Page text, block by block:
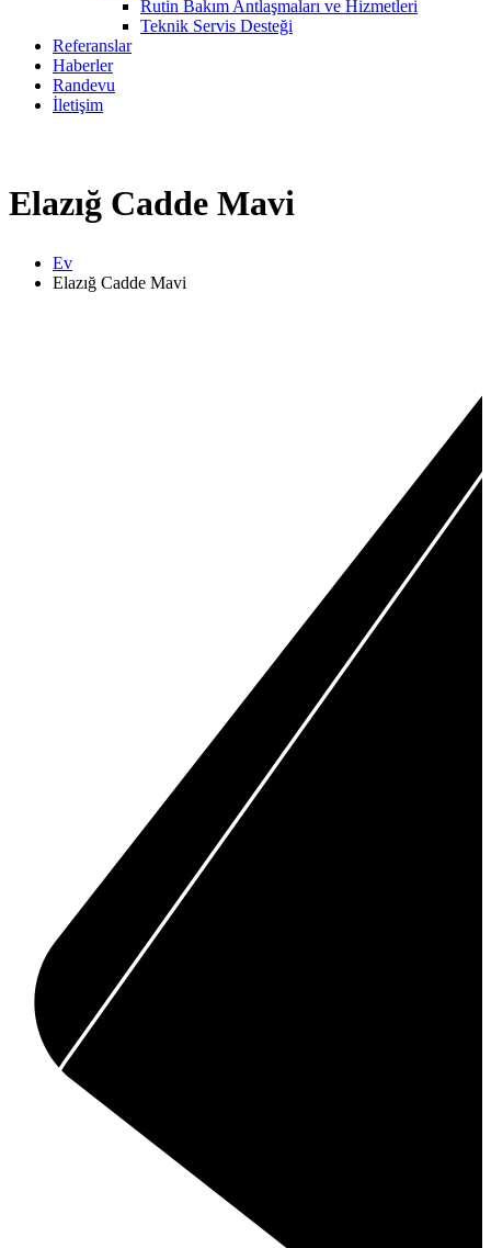
Rutin Bakım Antlaşmaları ve Hizmetleri
Teknik Servis Desteği
Referanslar
Haberler
Randevu
İletişim
Elazığ Cadde Mavi
Ev
Elazığ Cadde Mavi